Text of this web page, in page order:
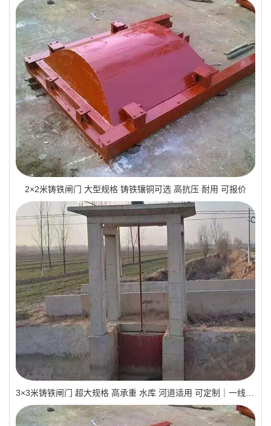
2×2米铸铁闸门 大型规格 铸铁镶铜可选 高抗压 耐用 可报价
3×3米铸铁闸门 超大规格 高承重 水库 河道适用 可定制｜一线实操优选，抗压稳如磐石